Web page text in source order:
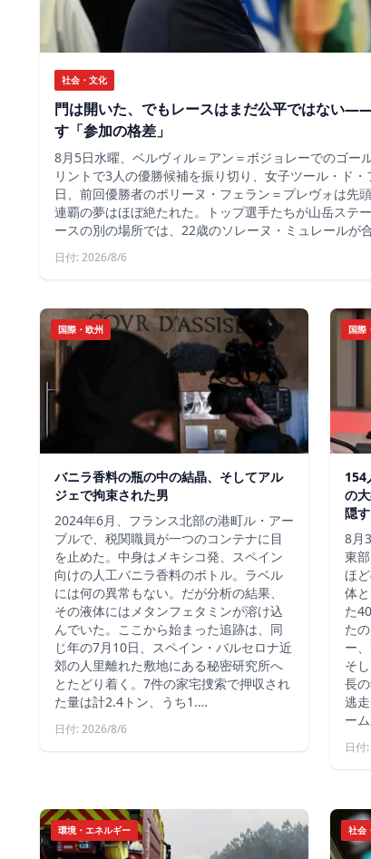
社会・文化
門は開いた、でもレースはまだ公平ではない
す「参加の格差」
8月5日水曜、ベルヴィル＝アン＝ボジョレーでのゴー
リントで3人の優勝候補を振り切り、女子ツール・ド
日、前回優勝者のポリーヌ・フェラン＝プレヴォは先
連覇の夢はほぼ絶たれた。トップ選手たちが山岳ステ
ースの別の場所では、22歳のソレーヌ・ミュレールが
日付: 2026/8/6
国際・欧州
バニラ香料の瓶の中の結晶、そしてアル
ジェで拘束された男
2024年6月、フランス北部の港町ル・アー
ブルで、税関職員が一つのコンテナに目
を止めた。中身はメキシコ発、スペイン
向けの人工バニラ香料のボトル。ラベル
には何の異常もない。だが分析の結果、
その液体にはメタンフェタミンが溶け込
んでいた。ここから始まった追跡は、同
じ年の7月10日、スペイン・バルセロナ近
郊の人里離れた敷地にある秘密研究所へ
とたどり着く。7件の家宅捜索で押収され
た量は計2.4トン、うち1.…
日付: 2026/8/6
国際
154
の
隠
8月
東
ほ
体
た
た
ー
そ
長
逃
ー
日付
環境・エネルギー 社会